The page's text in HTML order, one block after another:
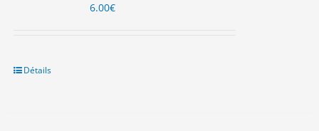
6.00€
Détails